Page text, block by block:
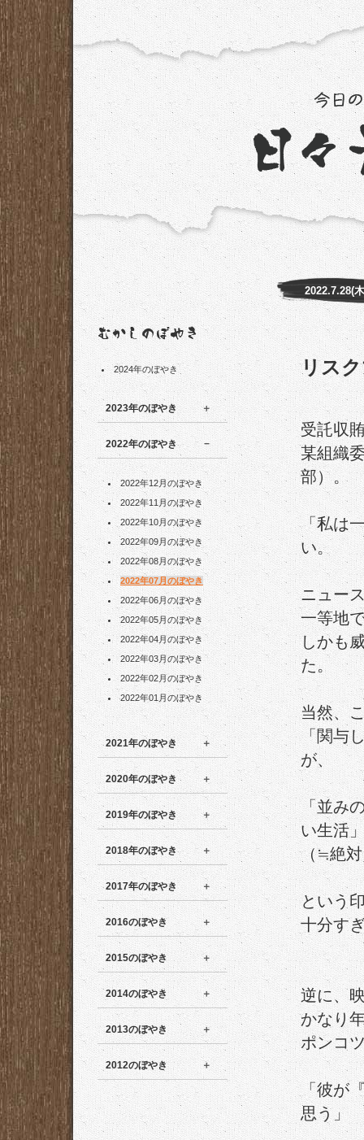
2024年のぼやき
2023年のぼやき
2022年のぼやき
2022年12月のぼやき
2022年11月のぼやき
2022年10月のぼやき
2022年09月のぼやき
2022年08月のぼやき
2022年07月のぼやき
2022年06月のぼやき
2022年05月のぼやき
2022年04月のぼやき
2022年03月のぼやき
2022年02月のぼやき
2022年01月のぼやき
2021年のぼやき
2020年のぼやき
2019年のぼやき
2018年のぼやき
2017年のぼやき
2016のぼやき
2015のぼやき
2014のぼやき
2013のぼやき
2012のぼやき
2022.7.28(
リス
受託収
某組織
部）。
「私は
い。
ニュー
一等地
しかも
た。
当然、
「関与
が、
「並み
い生活
（≒絶
という
十分す
逆に、
かなり
ポンコ
「彼が
思う」